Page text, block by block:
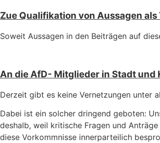
Zue Qualifikation von Aussagen
Soweit Aussagen in den Beiträgen auf
An die AfD- Mitglieder in Stadt und
Derzeit gibt es keine Vernetzungen unter
Dabei ist ein solcher dringend geboten:
deshalb, weil kritische Fragen und
diese Vorkommnisse innerparteilich